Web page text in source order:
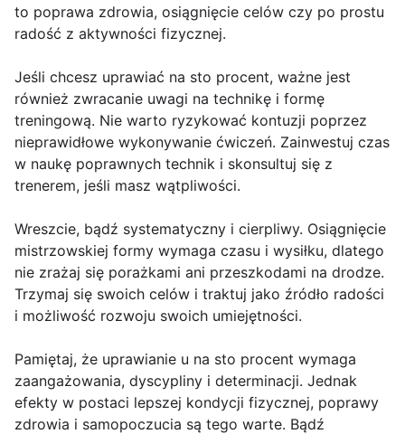
to poprawa zdrowia, osiągnięcie celów czy po prostu
radość z aktywności fizycznej.
Jeśli chcesz uprawiać na sto procent, ważne jest
również zwracanie uwagi na technikę i formę
treningową. Nie warto ryzykować kontuzji poprzez
nieprawidłowe wykonywanie ćwiczeń. Zainwestuj czas
w naukę poprawnych technik i skonsultuj się z
trenerem, jeśli masz wątpliwości.
Wreszcie, bądź systematyczny i cierpliwy. Osiągnięcie
mistrzowskiej formy wymaga czasu i wysiłku, dlatego
nie zrażaj się porażkami ani przeszkodami na drodze.
Trzymaj się swoich celów i traktuj jako źródło radości
i możliwość rozwoju swoich umiejętności.
Pamiętaj, że uprawianie u na sto procent wymaga
zaangażowania, dyscypliny i determinacji. Jednak
efekty w postaci lepszej kondycji fizycznej, poprawy
zdrowia i samopoczucia są tego warte. Bądź